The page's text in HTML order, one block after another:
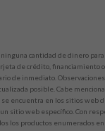
ninguna cantidad de dinero
de crédito, financiamiento
de inmediato.
posible. Cabe
encuentra en los sitios web
sitio web específico. Con
los productos enumerados